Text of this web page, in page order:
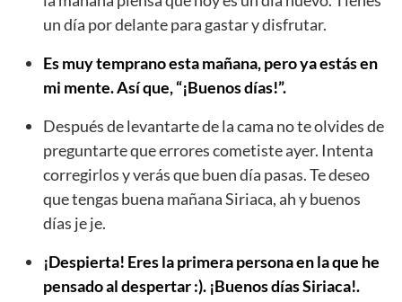
un día por delante para gastar y disfrutar.
Es muy temprano esta mañana, pero ya estás en
mi mente. Así que, “¡Buenos días!”.
Después de levantarte de la cama no te olvides de
preguntarte que errores cometiste ayer. Intenta
corregirlos y verás que buen día pasas. Te deseo
que tengas buena mañana Siriaca, ah y buenos
días je je.
¡Despierta! Eres la primera persona en la que he
pensado al despertar :). ¡Buenos días Siriaca!.